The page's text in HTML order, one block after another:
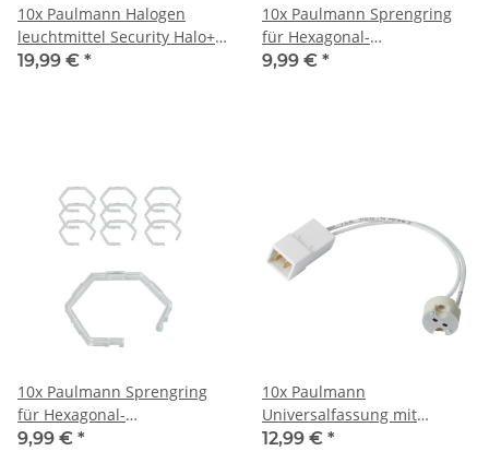
10x Paulmann Halogen
leuchtmittel Security Halo+
28W GU5,3 12V 51mm 36°
19,99 € *
10x Paulmann Sprengring
für Hexagonal-
Einbauleuchten
9,99 € *
10x Paulmann Sprengring
für Hexagonal-
Einbauleuchten
9,99 € *
10x Paulmann
Universalfassung mit
Anschluss an
12,99 € *